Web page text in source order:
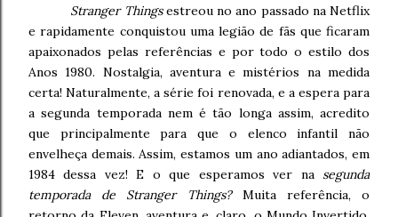
Stranger Thingsestreou no ano passado na Netflix
e rapidamente conquistou uma legião de fãs que ficaram
apaixonados pelas referências e por todo o estilo dos
Anos 1980. Nostalgia, aventura e mistérios na medida
certa! Naturalmente, a série foi renovada, e a espera para
a segunda temporada nem é tão longa assim, acredito
que principalmente para que o elenco infantil não
envelheça demais. Assim, estamos um ano adiantados, em
1984 dessa vez! E o que esperamos ver na segunda
temporada de Stranger Things? Muita referência, o